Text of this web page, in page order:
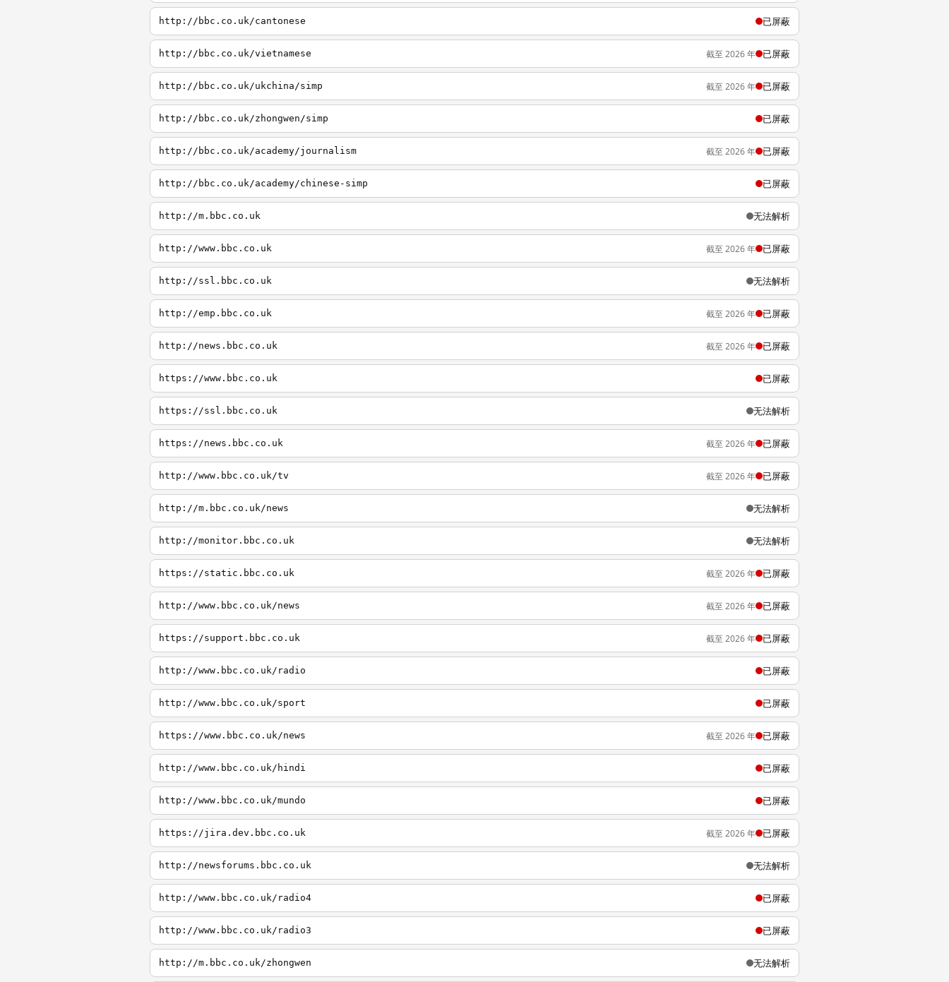
http://bbc.co.uk/cantonese 已屏蔽
http://bbc.co.uk/vietnamese 截至 2026 年 已屏蔽
http://bbc.co.uk/ukchina/simp 截至 2026 年 已屏蔽
http://bbc.co.uk/zhongwen/simp 已屏蔽
http://bbc.co.uk/academy/journalism 截至 2026 年 已屏蔽
http://bbc.co.uk/academy/chinese-simp 已屏蔽
http://m.bbc.co.uk 无法解析
http://www.bbc.co.uk 截至 2026 年 已屏蔽
http://ssl.bbc.co.uk 无法解析
http://emp.bbc.co.uk 截至 2026 年 已屏蔽
http://news.bbc.co.uk 截至 2026 年 已屏蔽
https://www.bbc.co.uk 已屏蔽
https://ssl.bbc.co.uk 无法解析
https://news.bbc.co.uk 截至 2026 年 已屏蔽
http://www.bbc.co.uk/tv 截至 2026 年 已屏蔽
http://m.bbc.co.uk/news 无法解析
http://monitor.bbc.co.uk 无法解析
https://static.bbc.co.uk 截至 2026 年 已屏蔽
http://www.bbc.co.uk/news 截至 2026 年 已屏蔽
https://support.bbc.co.uk 截至 2026 年 已屏蔽
http://www.bbc.co.uk/radio 已屏蔽
http://www.bbc.co.uk/sport 已屏蔽
https://www.bbc.co.uk/news 截至 2026 年 已屏蔽
http://www.bbc.co.uk/hindi 已屏蔽
http://www.bbc.co.uk/mundo 已屏蔽
https://jira.dev.bbc.co.uk 截至 2026 年 已屏蔽
http://newsforums.bbc.co.uk 无法解析
http://www.bbc.co.uk/radio4 已屏蔽
http://www.bbc.co.uk/radio3 已屏蔽
http://m.bbc.co.uk/zhongwen 无法解析